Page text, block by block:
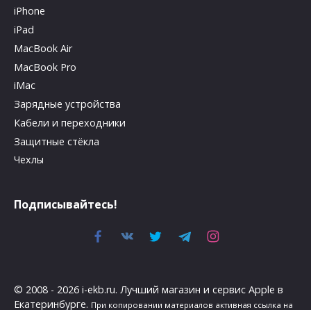
iPhone
iPad
MacBook Air
MacBook Pro
iMac
Зарядные устройства
Кабели и переходники
Защитные стёкла
Чехлы
Подписывайтесь!
© 2008 - 2026 i-ekb.ru. Лучший магазин и сервис Apple в
Екатеринбурге. При копировании материалов активная ссылка на